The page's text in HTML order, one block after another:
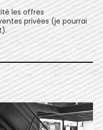
les offres
privées (je pourrai